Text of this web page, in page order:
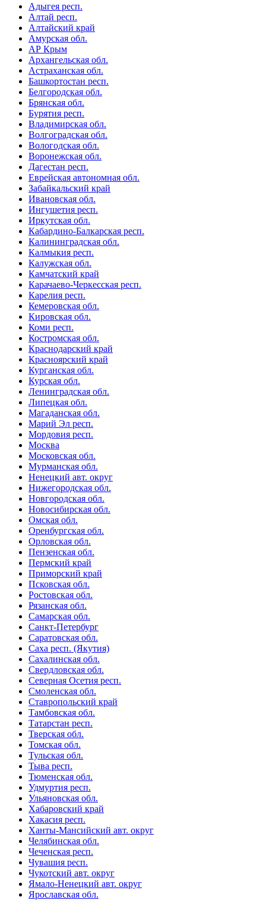
Адыгея респ.
Алтай респ.
Алтайский край
Амурская обл.
АР Крым
Архангельская обл.
Астраханская обл.
Башкортостан респ.
Белгородская обл.
Брянская обл.
Бурятия респ.
Владимирская обл.
Волгоградская обл.
Вологодская обл.
Воронежская обл.
Дагестан респ.
Еврейская автономная обл.
Забайкальский край
Ивановская обл.
Ингушетия респ.
Иркутская обл.
Кабардино-Балкарская респ.
Калининградская обл.
Калмыкия респ.
Калужская обл.
Камчатский край
Карачаево-Черкесская респ.
Карелия респ.
Кемеровская обл.
Кировская обл.
Коми респ.
Костромская обл.
Краснодарский край
Красноярский край
Курганская обл.
Курская обл.
Ленинградская обл.
Липецкая обл.
Магаданская обл.
Марий Эл респ.
Мордовия респ.
Москва
Московская обл.
Мурманская обл.
Ненецкий авт. округ
Нижегородская обл.
Новгородская обл.
Новосибирская обл.
Омская обл.
Оренбургская обл.
Орловская обл.
Пензенская обл.
Пермский край
Приморский край
Псковская обл.
Ростовская обл.
Рязанская обл.
Самарская обл.
Санкт-Петербург
Саратовская обл.
Саха респ. (Якутия)
Сахалинская обл.
Свердловская обл.
Северная Осетия респ.
Смоленская обл.
Ставропольский край
Тамбовская обл.
Татарстан респ.
Тверская обл.
Томская обл.
Тульская обл.
Тыва респ.
Тюменская обл.
Удмуртия респ.
Ульяновская обл.
Хабаровский край
Хакасия респ.
Ханты-Мансийский авт. округ
Челябинская обл.
Чеченская респ.
Чувашия респ.
Чукотский авт. округ
Ямало-Ненецкий авт. округ
Ярославская обл.